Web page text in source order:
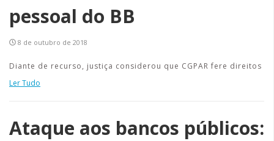
pessoal do BB
8 de outubro de 2018
Diante de recurso, justiça considerou que CGPAR fere direitos
Ler Tudo
Ataque aos bancos públicos: